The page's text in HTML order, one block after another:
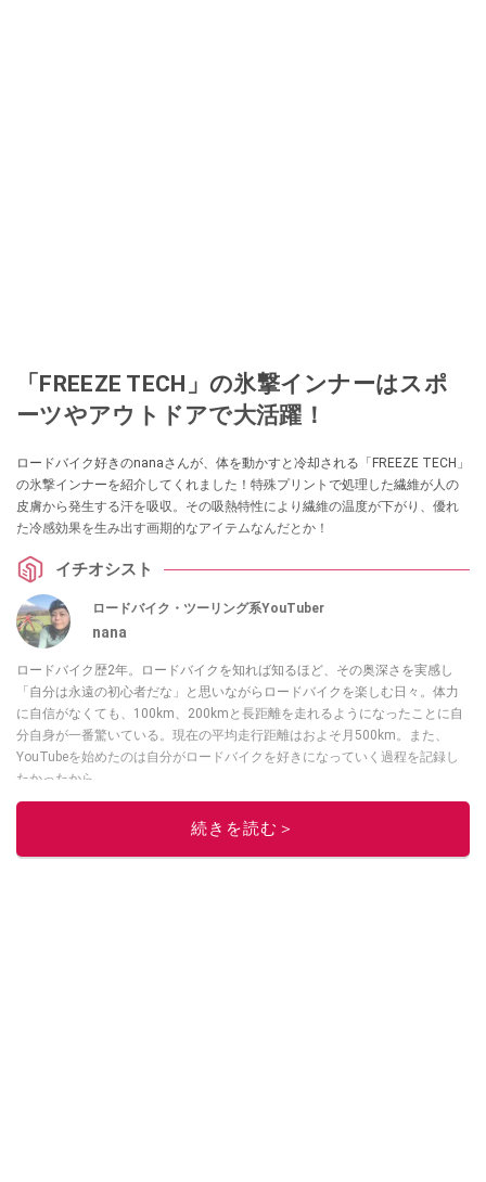
「FREEZE TECH」の氷撃インナーはスポ
ーツやアウトドアで大活躍！
ロードバイク好きのnanaさんが、体を動かすと冷却される「FREEZE TECH」
の氷撃インナーを紹介してくれました！特殊プリントで処理した繊維が人の
皮膚から発生する汗を吸収。その吸熱特性により繊維の温度が下がり、優れ
た冷感効果を生み出す画期的なアイテムなんだとか！
イチオシスト
ロードバイク・ツーリング系YouTuber
nana
ロードバイク歴2年。ロードバイクを知れば知るほど、その奥深さを実感し
「自分は永遠の初心者だな」と思いながらロードバイクを楽しむ日々。体力
に自信がなくても、100km、200kmと長距離を走れるようになったことに自
分自身が一番驚いている。現在の平均走行距離はおよそ月500km。また、
YouTubeを始めたのは自分がロードバイクを好きになっていく過程を記録し
たかったから。
続きを読む＞